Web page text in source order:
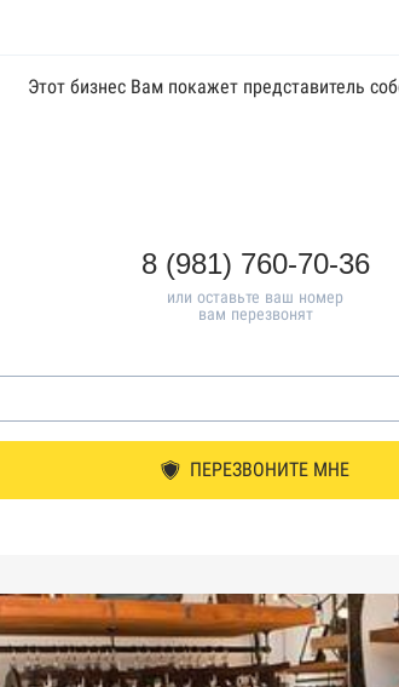
Этот бизнес Вам покажет представитель
8 (981) 760-70-36
или оставьте ваш номер
вам перезвонят
ПЕРЕЗВОНИТЕ МНЕ